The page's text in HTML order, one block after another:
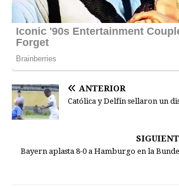
ANTERIOR
Católica y Delfín sellaron un
Bayern aplasta 8-0 a Hamburgo en la